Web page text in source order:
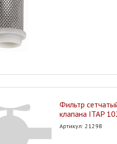
Фильтр
клапана ITAP
Артикул: 21298